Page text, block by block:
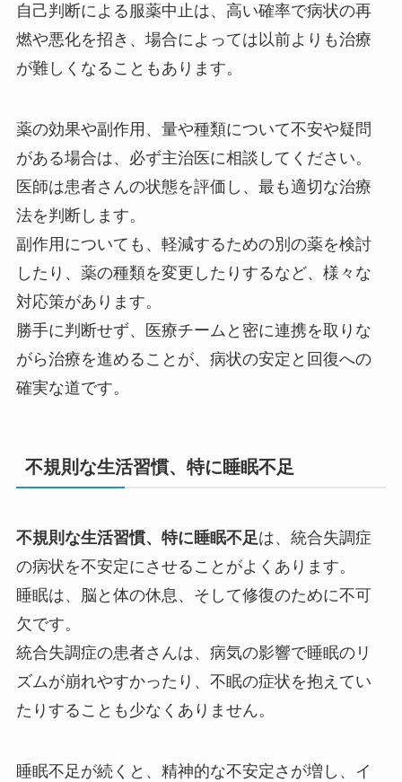
自己判断による服薬中止は、高い確率で病状の再
燃や悪化を招き、場合によっては以前よりも治療
が難しくなることもあります。
薬の効果や副作用、量や種類について不安や疑問
がある場合は、必ず主治医に相談してください。
医師は患者さんの状態を評価し、最も適切な治療
法を判断します。
副作用についても、軽減するための別の薬を検討
したり、薬の種類を変更したりするなど、様々な
対応策があります。
勝手に判断せず、医療チームと密に連携を取りな
がら治療を進めることが、病状の安定と回復への
確実な道です。
不規則な生活習慣、特に睡眠不足
不規則な生活習慣、特に睡眠不足は、統合失調症
の病状を不安定にさせることがよくあります。
睡眠は、脳と体の休息、そして修復のために不可
欠です。
統合失調症の患者さんは、病気の影響で睡眠のリ
ズムが崩れやすかったり、不眠の症状を抱えてい
たりすることも少なくありません。
睡眠不足が続くと、精神的な不安定さが増し、イ